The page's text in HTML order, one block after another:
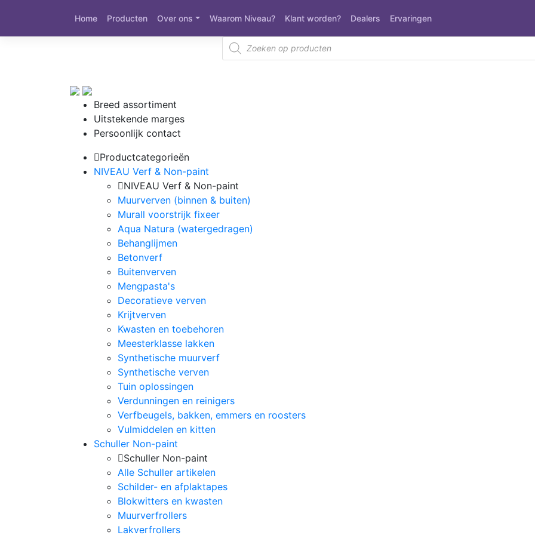
de
Home Producten Over ons Waarom Niveau? Klant worden? Dealers Ervaringen
Producten
zoeken
Breed assortiment
Uitstekende marges
Persoonlijk contact
Productcategorieën
NIVEAU Verf & Non-paint
NIVEAU Verf & Non-paint
Muurverven (binnen & buiten)
Murall voorstrijk fixeer
Aqua Natura (watergedragen)
Behanglijmen
Betonverf
Buitenverven
Mengpasta's
Decoratieve verven
Krijtverven
Kwasten en toebehoren
Meesterklasse lakken
Synthetische muurverf
Synthetische verven
Tuin oplossingen
Verdunningen en reinigers
Verfbeugels, bakken, emmers en roosters
Vulmiddelen en kitten
Schuller Non-paint
Schuller Non-paint
Alle Schuller artikelen
Schilder- en afplaktapes
Blokwitters en kwasten
Muurverfrollers
Lakverfrollers